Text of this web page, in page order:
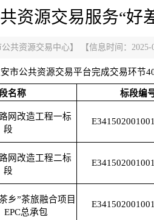
资源交易服务“好
公共资源交易中心】 【信息时间：
市公共资源交易平台完成交易环
名称 标段编
网改造工程一标
段
网改造工程二标
段
乡”茶旅融合项目
EPC总承包